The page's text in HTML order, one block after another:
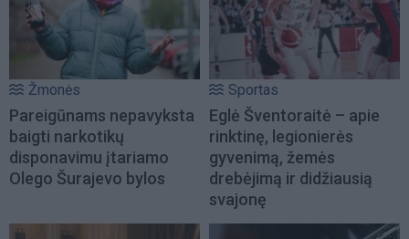
Žmonės
Pareigūnams nepavyksta
baigti narkotikų
disponavimu įtariamo
Olego Šurajevo bylos
Sportas
Eglė Šventoraitė – apie
rinktinę, legionierės
gyvenimą, žemės
drebėjimą ir didžiausią
svajonę